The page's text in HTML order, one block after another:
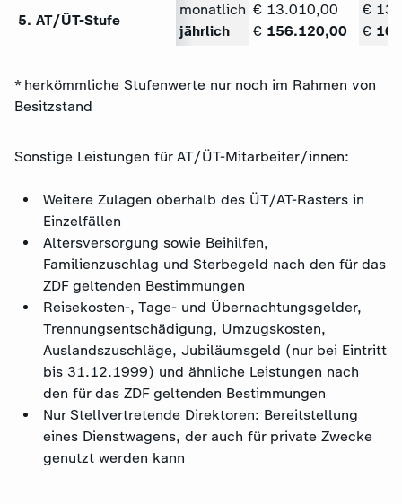
5. AT/ÜT-Stufe
monatlich
jährlich
€ 13.010,00
€ 156.120,00
€
€
* herkömmliche Stufenwerte nur noch im Rahmen von
Besitzstand
Sonstige Leistungen für AT/ÜT-Mitarbeiter/innen:
Weitere Zulagen oberhalb des ÜT/AT-Rasters in
Einzelfällen
Altersversorgung sowie Beihilfen,
Familienzuschlag und Sterbegeld nach den für das
ZDF geltenden Bestimmungen
Reisekosten-, Tage- und Übernachtungsgelder,
Trennungsentschädigung, Umzugskosten,
Auslandszuschläge, Jubiläumsgeld (nur bei Eintritt
bis 31.12.1999) und ähnliche Leistungen nach
den für das ZDF geltenden Bestimmungen
Nur Stellvertretende Direktoren: Bereitstellung
eines Dienstwagens, der auch für private Zwecke
genutzt werden kann